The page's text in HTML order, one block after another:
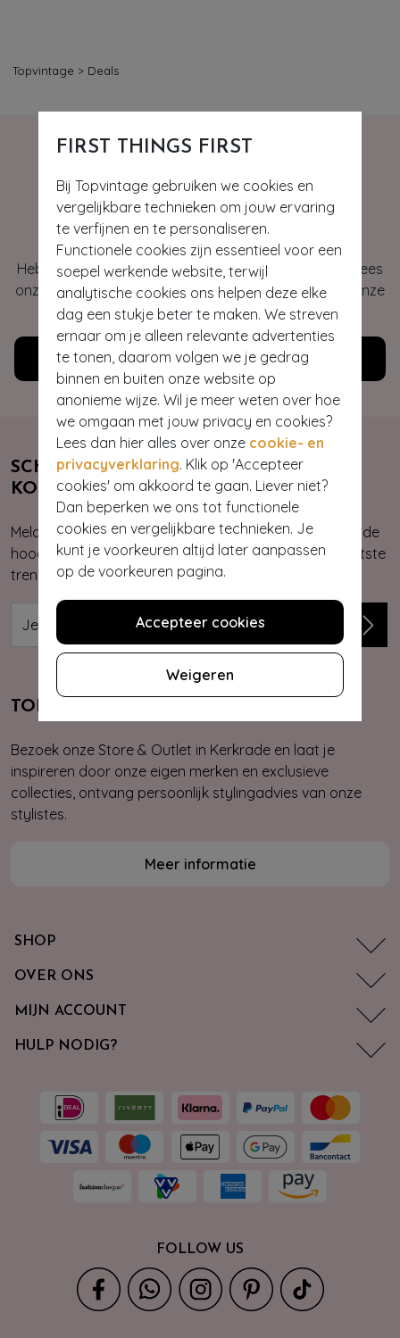
FIRST THINGS FIRST
Bij Topvintage gebruiken we cookies en
vergelijkbare technieken om jouw ervaring
te verfijnen en te personaliseren.
Functionele cookies zijn essentieel voor een
soepel werkende website, terwijl
analytische cookies ons helpen deze elke
dag een stukje beter te maken. We streven
ernaar om je alleen relevante advertenties
te tonen, daarom volgen we je gedrag
binnen en buiten onze website op
anonieme wijze. Wil je meer weten over hoe
we omgaan met jouw privacy en cookies?
Lees dan hier alles over onze cookie- en
privacyverklaring. Klik op 'Accepteer
cookies' om akkoord te gaan. Liever niet?
Dan beperken we ons tot functionele
cookies en vergelijkbare technieken. Je
kunt je voorkeuren altijd later aanpassen
op de voorkeuren pagina.
Accepteer cookies
Weigeren
Topvintage > Deals
Hey gorgeous
Heb je vragen of heb je hulp nodig bij je bestelling? Lees
onze veelgestelde vragen of neem contact op met onze
klantenservice. Wij helpen je graag!
Klantenservice
SCHRIJF JE NU IN & ONTVANG 10%
KORTING
Meld je aan voor onze nieuwsbrief. Zo ben je altijd op de
hoogte van onze nieuwste & exclusieve collecties, laatste
trends, kortingsacties en giveaways.
TOPVINTAGE STORE & OUTLET
Bezoek onze Store & Outlet in Kerkrade en laat je
inspireren door onze eigen merken en exclusieve
collecties, ontvang persoonlijk stylingadvies van onze
stylistes.
Meer informatie
SHOP
OVER ONS
MIJN ACCOUNT
HULP NODIG?
FOLLOW US